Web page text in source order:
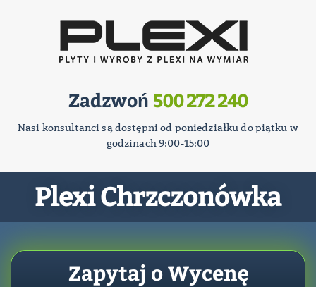
Zadzwoń 500 272 240
Nasi konsultanci są dostępni od poniedziałku do piątku w
godzinach 9:00-15:00
Plexi Chrzczonówka
Zapytaj o Wycenę